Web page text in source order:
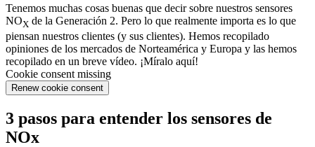
Tenemos muchas cosas buenas que decir sobre nuestros sensores
NOX de la Generación 2. Pero lo que realmente importa es lo que
piensan nuestros clientes (y sus clientes). Hemos recopilado
opiniones de los mercados de Norteamérica y Europa y las hemos
recopilado en un breve vídeo. ¡Míralo aquí!
Cookie consent missing
Renew cookie consent
3 pasos para entender los sensores de
NOx